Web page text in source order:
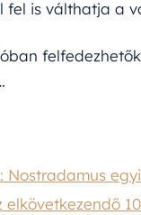
fel is válthatja a
Nostradamus
elkövetkezendő